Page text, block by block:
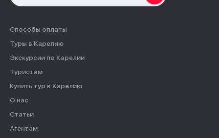
Способы оплаты
Туры в Карелию
Экскурсии по Карелии
Туристам
Купить тур в Карелию
О нас
Статьи
Агентам